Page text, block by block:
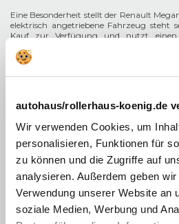
autohaus/rollerhaus-koenig.de
Wir verwenden Cookies, um
personalisieren, Funktionen für
zu können und die Zugriffe auf
analysieren. Außerdem geben
Verwendung unserer Website an
soziale Medien, Werbung und
Eine Besonderheit stellt der Renault
elektrisch angetriebene Fahrzeug steht
Kauf zur Verfügung und nutzt einen
mit einem 40 kWh großen Akku, der
300 Kilometern ermöglicht. Auf Wunsch
einer 60 kWh großen Batterie, hier